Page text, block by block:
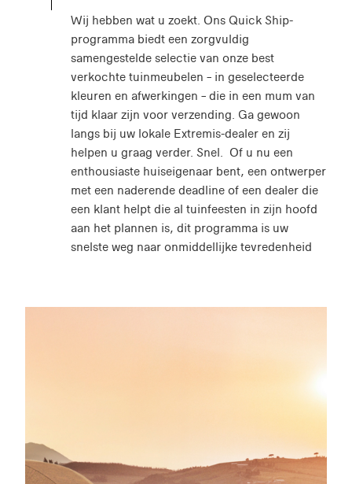
Wij hebben wat u zoekt. Ons Quick Ship-
programma biedt een zorgvuldig
samengestelde selectie van onze best
verkochte tuinmeubelen – in geselecteerde
kleuren en afwerkingen – die in een mum van
tijd klaar zijn voor verzending. Ga gewoon
langs bij uw lokale Extremis-dealer en zij
helpen u graag verder. Snel. Of u nu een
enthousiaste huiseigenaar bent, een ontwerper
met een naderende deadline of een dealer die
een klant helpt die al tuinfeesten in zijn hoofd
aan het plannen is, dit programma is uw
snelste weg naar onmiddellijke tevredenheid